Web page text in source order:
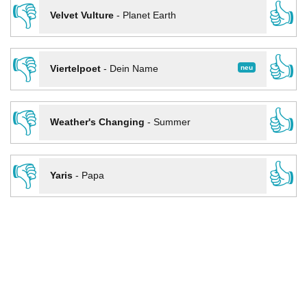
👎
Velvet Vulture- Planet Earth
👍
👎
neu
Viertelpoet- Dein Name
👍
👎
Weather's Changing - Summer
👍
👎
Yaris- Papa 👍